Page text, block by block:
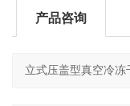
产品咨询